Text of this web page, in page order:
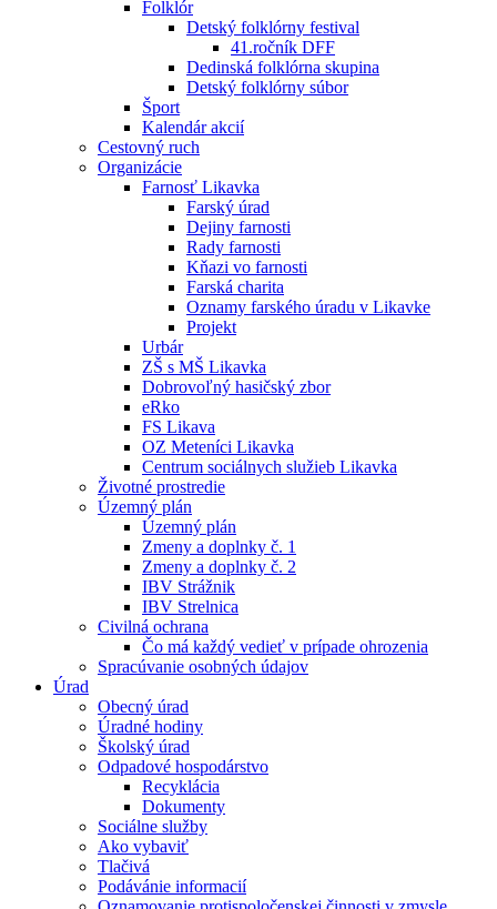
Folklór
Detský folklórny festival
41.ročník DFF
Dedinská folklórna skupina
Detský folklórny súbor
Šport
Kalendár akcií
Cestovný ruch
Organizácie
Farnosť Likavka
Farský úrad
Dejiny farnosti
Rady farnosti
Kňazi vo farnosti
Farská charita
Oznamy farského úradu v Likavke
Projekt
Urbár
ZŠ s MŠ Likavka
Dobrovoľný hasičský zbor
eRko
FS Likava
OZ Meteníci Likavka
Centrum sociálnych služieb Likavka
Životné prostredie
Územný plán
Územný plán
Zmeny a doplnky č. 1
Zmeny a doplnky č. 2
IBV Strážnik
IBV Strelnica
Civilná ochrana
Čo má každý vedieť v prípade ohrozenia
Spracúvanie osobných údajov
Úrad
Obecný úrad
Úradné hodiny
Školský úrad
Odpadové hospodárstvo
Recyklácia
Dokumenty
Sociálne služby
Ako vybaviť
Tlačivá
Podávánie informacií